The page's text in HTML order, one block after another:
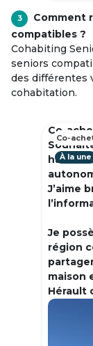
3
Comment
compatibles ?
Cohabiting
seniors
des différentes
cohabitation.
Co-
J’aime
Je
région
maison
Hérault
À la une
Co-